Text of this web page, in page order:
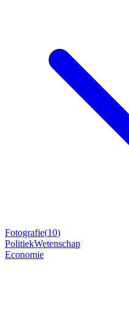
Fotografie(10)
PolitiekWetenschap
Economie